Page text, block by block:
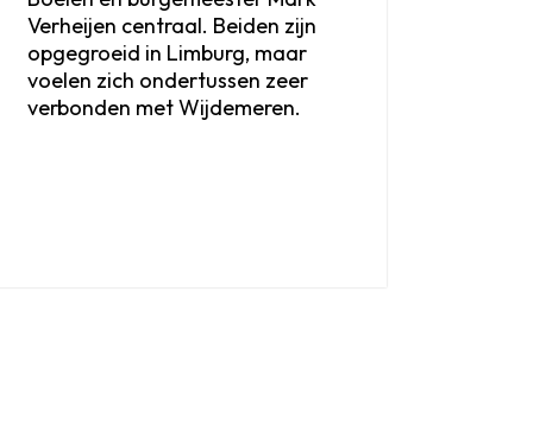
Verheijen centraal. Beiden zijn
opgegroeid in Limburg, maar
voelen zich ondertussen zeer
verbonden met Wijdemeren.